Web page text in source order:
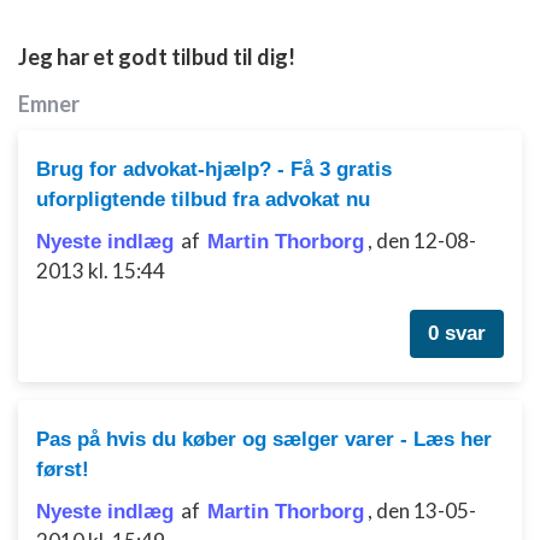
Jeg har et godt tilbud til dig!
Emner
Brug for advokat-hjælp? - Få 3 gratis
uforpligtende tilbud fra advokat nu
Nyeste indlæg af Martin Thorborg , den 12-08-
2013 kl. 15:44
0 svar
Pas på hvis du køber og sælger varer - Læs her
først!
Nyeste indlæg af Martin Thorborg , den 13-05-
Måle indholdseffektivitet
Forstå målgrupper gennem statistikker eller
kilder
Udvikle og forbedre tjenester
Bruge begrænsede oplysninger til at vælge
indhold
Identificere enheder baseret på aktivt
anmodede oplysninger
Nødvendig